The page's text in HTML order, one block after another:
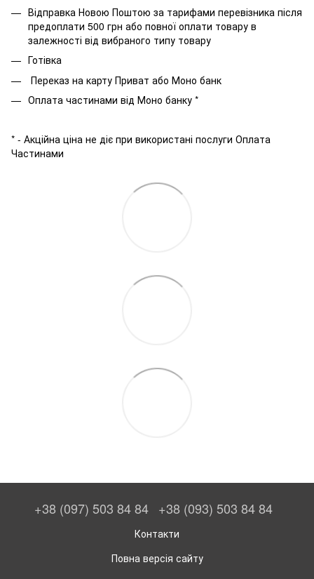
Відправка Новою Поштою за тарифами перевізника після
предоплати 500 грн або повної оплати товару в
залежності від вибраного типу товару
Готівка
Переказ на карту Приват або Моно банк
Оплата частинами від Моно банку *
* - Акційна ціна не діє при використані послуги Оплата
Частинами
+38 (097) 503 84 84 +38 (093) 503 84 84
Контакти
Повна версія сайту